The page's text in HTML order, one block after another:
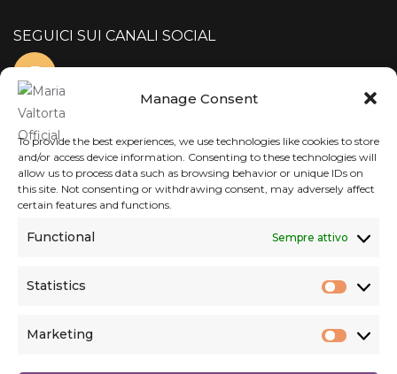
Manage Consent
To provide the best experiences, we use technologies like cookies to store
and/or access device information. Consenting to these technologies will
allow us to process data such as browsing behavior or unique IDs on
this site. Not consenting or withdrawing consent, may adversely affect
certain features and functions.
Functional Sempre attivo
Statistics
Marketing
SEGUICI SUI CANALI SOCIAL